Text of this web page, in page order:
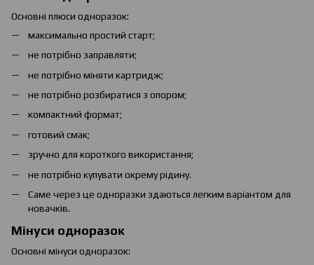
Основні плюси одноразок:
максимально простий старт;
не потрібно заправляти;
не потрібно міняти картридж;
не потрібно розбиратися з опором;
компактний формат;
готовий смак;
зручно для короткого використання;
не потрібно купувати окрему рідину.
Саме через це одноразки здаються легким варіантом для
новачків.
Мінуси одноразок
Основні мінуси одноразок: